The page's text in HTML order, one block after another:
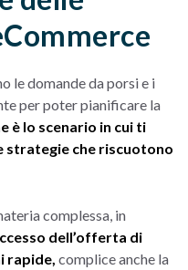
le domande da porsi e i
per poter pianificare la
è lo scenario in cui ti
strategie che riscuotono
complessa, in
dell’offerta di
rapide, complice anche la